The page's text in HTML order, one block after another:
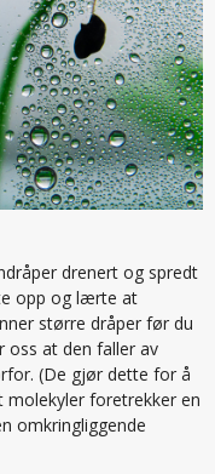
drenert og spredt
opp og lærte at
større dråper før du
oss at den faller av
(De gjør dette for å
foretrekker en
omkringliggende